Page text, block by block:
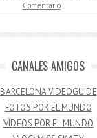
Comentario
CANALES AMIGOS
BARCELONA VIDEOGUIDE
FOTOS POR EL MUNDO
VÍDEOS POR EL MUNDO